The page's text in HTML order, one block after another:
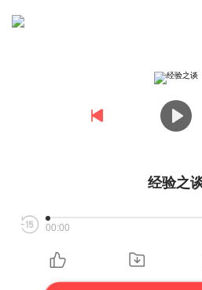
经验之
00:00